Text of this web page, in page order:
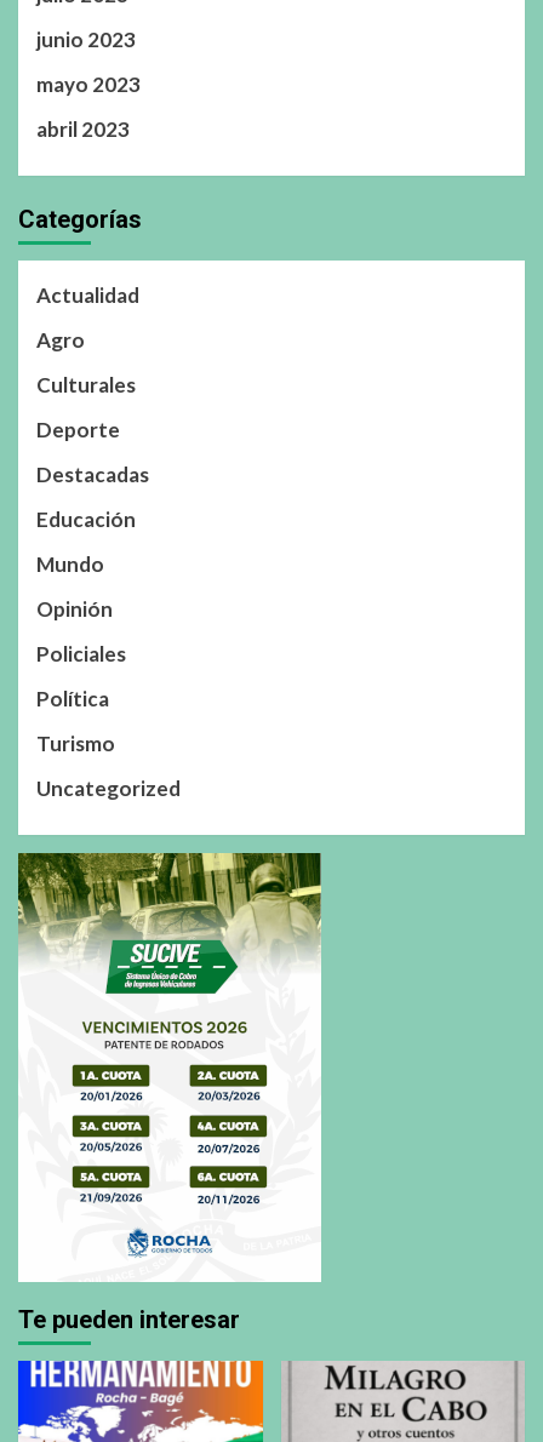
junio 2023
mayo 2023
abril 2023
Categorías
Actualidad
Agro
Culturales
Deporte
Destacadas
Educación
Mundo
Opinión
Policiales
Política
Turismo
Uncategorized
Te pueden interesar